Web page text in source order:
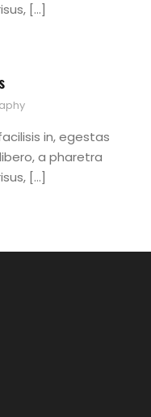
[…]
in, egestas
a pharetra
[…]